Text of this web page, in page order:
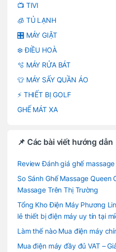
📺 TIVI
🧊 TỦ LẠNH
🎛️ MÁY GIẶT
❄️ ĐIỀU HOÀ
🫧 MÁY RỬA BÁT
👕 MÁY SẤY QUẦN ÁO
⚡ THIẾT BỊ GOLF
GHẾ MÁT XA
📌 Các bài viết hướng dẫn
Review Đánh giá ghế
So Sánh Ghế Massage Queen
Massage Trên Thị Trường
Tổng Kho Điện Máy Phương
lẻ thiết bị điện máy uy tín tại
Làm thế nào Mua điện máy
Mua điện máy đầy đủ VAT –